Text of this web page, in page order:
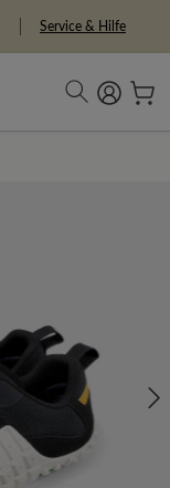
Service & Hilfe